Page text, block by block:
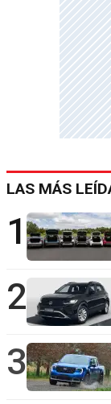
LAS MÁS
1
2
3